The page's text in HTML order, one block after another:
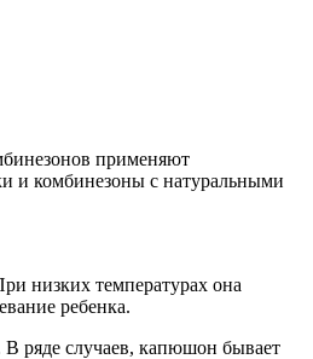
применяют
и комбинезоны с натуральными
низких температурах она
ребенка.
В ряде случаев, капюшон бывает